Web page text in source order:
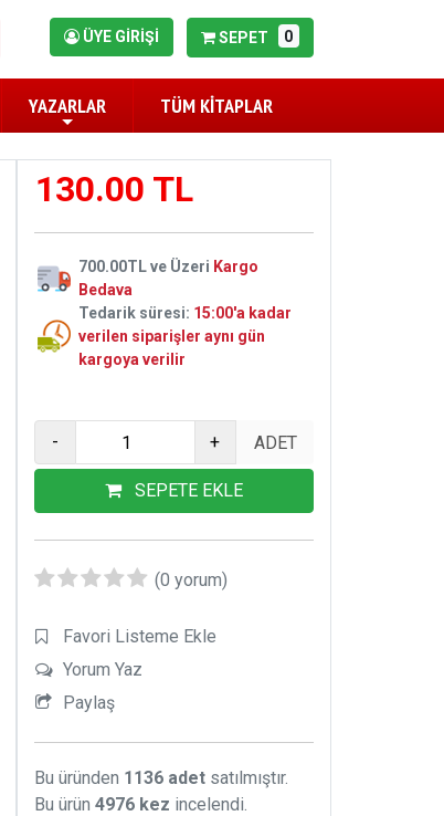
ÜYE GİRİŞİ SEPET 0
YAZARLAR TÜM KİTAPLAR
130.00 TL
700.00TL ve Üzeri Kargo
Bedava
Tedarik süresi: 15:00'a kadar
verilen siparişler aynı gün
kargoya verilir
- +
SEPETE EKLE
(0 yorum)
Favori Listeme Ekle
Yorum Yaz
Paylaş
Bu üründen 1136 adet satılmıştır.
Bu ürün 4976 kez incelendi.